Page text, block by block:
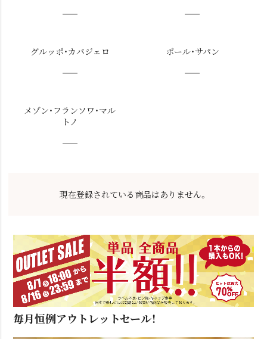
グルッポ・カバジェロ ポール・サパン
メゾン・フランソワ・マル
トノ
現在登録されている商品はありません。
毎月恒例アウトレットセール！